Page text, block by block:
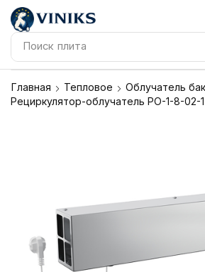
Поиск плита
Главная Тепловое
Облучатель
Рециркулятор-облучатель РО-1-8-02-1